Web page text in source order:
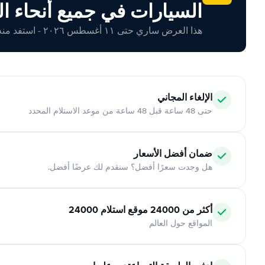
السيارات في جميع أنحاء
هذا العرض ساري حتى ١١ أغسطس ٢٠٢٦ - استفد منه اليوم!
الإلغاء المجاني
حتى 48 ساعة قبل 48 ساعة من موعد الاستلام المحدد
ضمان أفضل الأسعار
هل وجدت سعرًا أفضل؟ سنقدم لك عرضًا أفضل.
أكثر من 24000 موقع استلام 24000
المواقع حول العالم